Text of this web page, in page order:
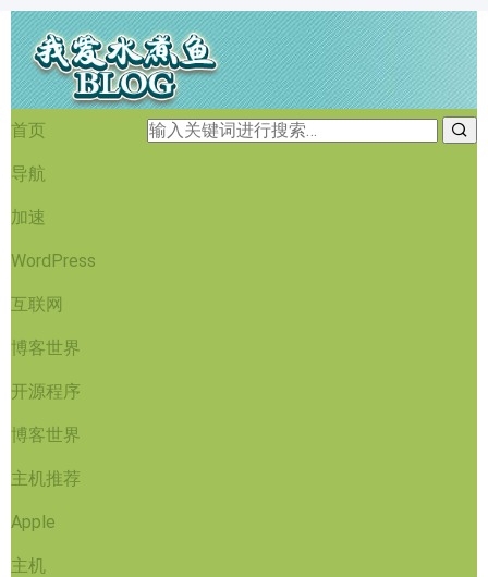
首页
导航
加速
WordPress
互联网
博客世界
开源程序
博客世界
主机推荐
Apple
主机